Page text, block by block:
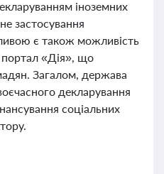
іноземних
застосування
є також можливість
портал «Дія», що
Загалом, держава
декларування
соціальних